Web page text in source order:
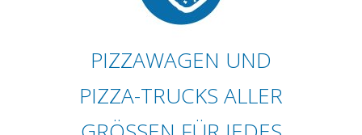
PIZZAWAGEN UND
PIZZA-TRUCKS ALLER